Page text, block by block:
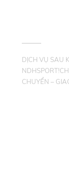
DỊCH VỤ SAU
CHUYỂN –